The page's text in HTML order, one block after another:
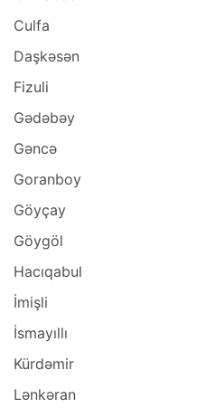
Culfa
Daşkəsən
Fizuli
Gədəbəy
Gəncə
Goranboy
Göyçay
Göygöl
Hacıqabul
İmişli
İsmayıllı
Kürdəmir
Lənkəran